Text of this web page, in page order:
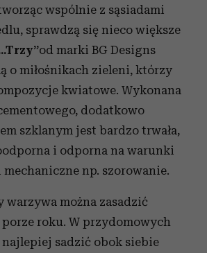
wspólnie z sąsiadami
sprawdzą się nieco większe
od marki BG Designs
o miłośnikach zieleni, którzy
kwiatowe. Wykonana
dodatkowo
szklanym jest bardzo trwała,
i odporna na warunki
np. szorowanie.
warzywa można zasadzić
roku. W przydomowych
sadzić obok siebie